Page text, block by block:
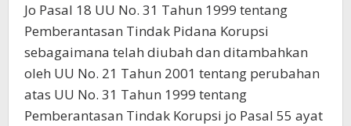
Jo Pasal 18 UU No. 31 Tahun 1999 tentang
Pemberantasan Tindak Pidana Korupsi
sebagaimana telah diubah dan ditambahkan
oleh UU No. 21 Tahun 2001 tentang perubahan
atas UU No. 31 Tahun 1999 tentang
Pemberantasan Tindak Korupsi jo Pasal 55 ayat